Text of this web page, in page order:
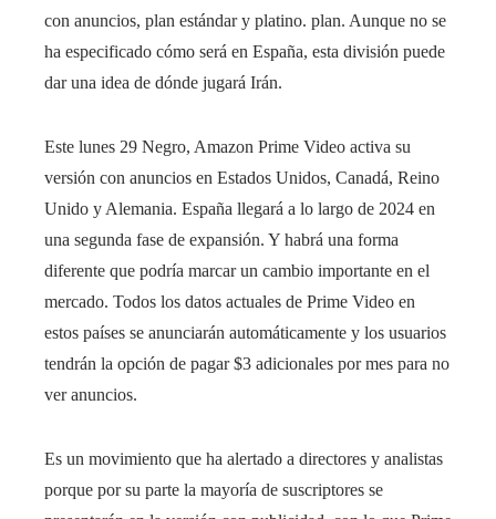
con anuncios, plan estándar y platino. plan. Aunque no se
ha especificado cómo será en España, esta división puede
dar una idea de dónde jugará Irán.
Este lunes 29 Negro, Amazon Prime Video activa su
versión con anuncios en Estados Unidos, Canadá, Reino
Unido y Alemania. España llegará a lo largo de 2024 en
una segunda fase de expansión. Y habrá una forma
diferente que podría marcar un cambio importante en el
mercado. Todos los datos actuales de Prime Video en
estos países se anunciarán automáticamente y los usuarios
tendrán la opción de pagar $3 adicionales por mes para no
ver anuncios.
Es un movimiento que ha alertado a directores y analistas
porque por su parte la mayoría de suscriptores se